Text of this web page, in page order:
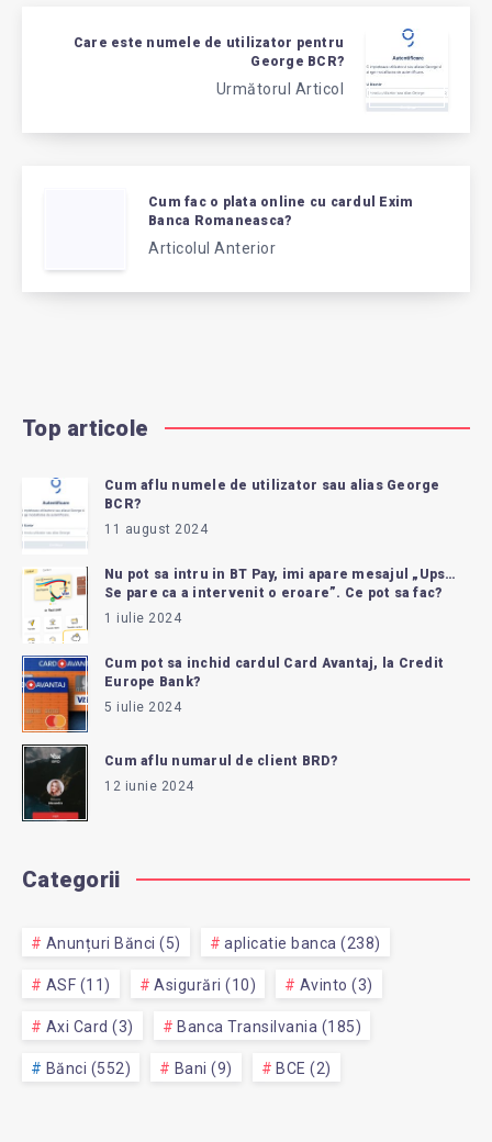
Care este numele de utilizator pentru
George BCR?
Următorul Articol
Cum fac o plata online cu cardul Exim
Banca Romaneasca?
Articolul Anterior
Top articole
Cum aflu numele de utilizator sau alias George
BCR?
11 august 2024
Nu pot sa intru in BT Pay, imi apare mesajul „Ups…
Se pare ca a intervenit o eroare”. Ce pot sa fac?
1 iulie 2024
Cum pot sa inchid cardul Card Avantaj, la Credit
Europe Bank?
5 iulie 2024
Cum aflu numarul de client BRD?
12 iunie 2024
Categorii
Anunțuri Bănci (5) aplicatie banca (238)
ASF (11) Asigurări (10) Avinto (3)
Axi Card (3) Banca Transilvania (185)
Bănci (552) Bani (9) BCE (2)